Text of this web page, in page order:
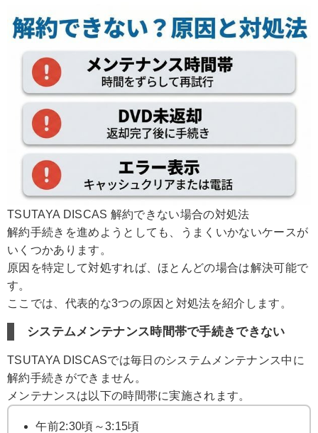
TSUTAYA DISCAS 解約できない場合の対処法
解約手続きを進めようとしても、うまくいかないケースが
いくつかあります。
原因を特定して対処すれば、ほとんどの場合は解決可能で
す。
ここでは、代表的な3つの原因と対処法を紹介します。
システムメンテナンス時間帯で手続きできない
TSUTAYA DISCASでは毎日のシステムメンテナンス中に
解約手続きができません。
メンテナンスは以下の時間帯に実施されます。
午前2:30頃～3:15頃